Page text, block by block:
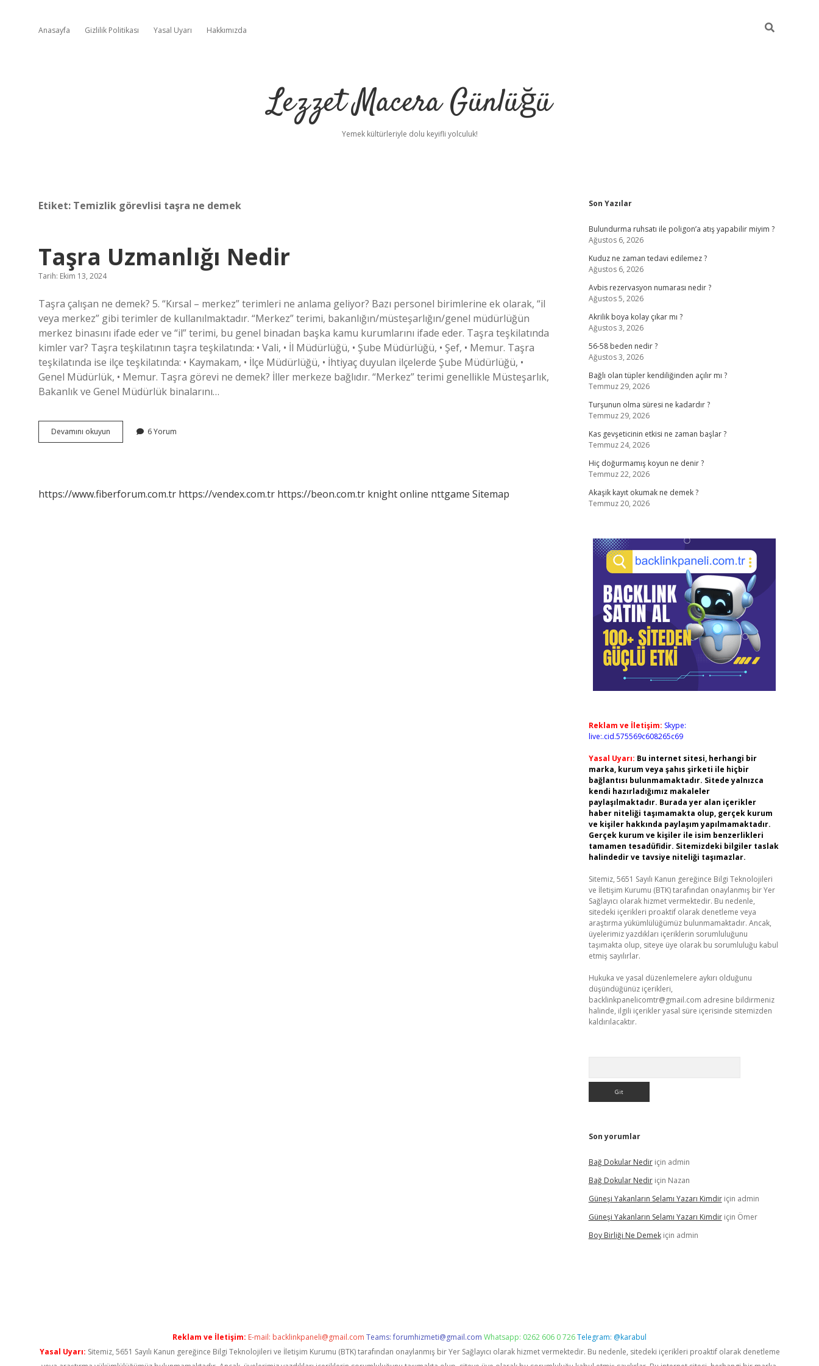
Anasayfa Gizlilik Politikası Yasal Uyarı Hakkımızda
Lezzet Macera Günlüğü
Yemek kültürleriyle dolu keyifli yolculuk!
Etiket: Temizlik görevlisi taşra ne demek
Taşra Uzmanlığı Nedir
Tarih: Ekim 13, 2024
Taşra çalışan ne demek? 5. “Kırsal – merkez” terimleri ne anlama geliyor? Bazı personel birimlerine ek olarak, “il
veya merkez” gibi terimler de kullanılmaktadır. “Merkez” terimi, bakanlığın/müsteşarlığın/genel müdürlüğün
merkez binasını ifade eder ve “il” terimi, bu genel binadan başka kamu kurumlarını ifade eder. Taşra teşkilatında
kimler var? Taşra teşkilatının taşra teşkilatında: • Vali, • İl Müdürlüğü, • Şube Müdürlüğü, • Şef, • Memur. Taşra
teşkilatında ise ilçe teşkilatında: • Kaymakam, • İlçe Müdürlüğü, • İhtiyaç duyulan ilçelerde Şube Müdürlüğü, •
Genel Müdürlük, • Memur. Taşra görevi ne demek? İller merkeze bağlıdır. “Merkez” terimi genellikle Müsteşarlık,
Bakanlık ve Genel Müdürlük binalarını…
Devamını okuyun
Uzmanlığı
6 Yorum
https://www.fiberforum.com.tr https://vendex.com.tr https://beon.com.tr knight online nttgame Sitemap
Sidebar
Son Yazılar
Bulundurma ruhsatı ile poligon’a atış yapabilir miyim ?
Ağustos 6, 2026
Kuduz ne zaman tedavi edilemez ?
Ağustos 6, 2026
Avbis rezervasyon numarası nedir ?
Ağustos 5, 2026
Akrilik boya kolay çıkar mı ?
Ağustos 3, 2026
56-58 beden nedir ?
Ağustos 3, 2026
Bağlı olan tüpler kendiliğinden açılır mı ?
Temmuz 29, 2026
Turşunun olma süresi ne kadardır ?
Temmuz 29, 2026
Kas gevşeticinin etkisi ne zaman başlar ?
Temmuz 24, 2026
Hiç doğurmamış koyun ne denir ?
Temmuz 22, 2026
Akaşik kayıt okumak ne demek ?
Temmuz 20, 2026
Reklam ve İletişim: Skype:
live:.cid.575569c608265c69
Yasal Uyarı: Bu internet sitesi, herhangi bir
marka, kurum veya şahıs şirketi ile hiçbir
bağlantısı bulunmamaktadır. Sitede yalnızca
kendi hazırladığımız makaleler
paylaşılmaktadır. Burada yer alan içerikler
haber niteliği taşımamakta olup, gerçek kurum
ve kişiler hakkında paylaşım yapılmamaktadır.
Gerçek kurum ve kişiler ile isim benzerlikleri
tamamen tesadüfidir. Sitemizdeki bilgiler taslak
halindedir ve tavsiye niteliği taşımazlar.
Sitemiz, 5651 Sayılı Kanun gereğince Bilgi Teknolojileri
ve İletişim Kurumu (BTK) tarafından onaylanmış bir Yer
Sağlayıcı olarak hizmet vermektedir. Bu nedenle,
sitedeki içerikleri proaktif olarak denetleme veya
araştırma yükümlülüğümüz bulunmamaktadır. Ancak,
üyelerimiz yazdıkları içeriklerin sorumluluğunu
taşımakta olup, siteye üye olarak bu sorumluluğu kabul
etmiş sayılırlar.
Hukuka ve yasal düzenlemelere aykırı olduğunu
düşündüğünüz içerikleri,
backlinkpanelicomtr@gmail.com adresine bildirmeniz
halinde, ilgili içerikler yasal süre içerisinde sitemizden
kaldırılacaktır.
Son yorumlar
Bağ Dokular Nediriçin admin
Bağ Dokular Nediriçin Nazan
Güneşi Yakanların Selamı Yazarı Kimdiriçin admin
Güneşi Yakanların Selamı Yazarı Kimdiriçin Ömer
Boy Birliği Ne Demekiçin admin
Reklam ve İletişim: E-mail: backlinkpaneli@gmail.com Teams:forumhizmeti@gmail.com Whatsapp: 0262 606 0 726Telegram: @karabul
Yasal Uyarı: Sitemiz, 5651 Sayılı Kanun gereğince Bilgi Teknolojileri ve İletişim Kurumu (BTK) tarafından onaylanmış bir Yer Sağlayıcı olarak hizmet vermektedir. Bu nedenle, sitedeki içerikleri proaktif olarak denetleme